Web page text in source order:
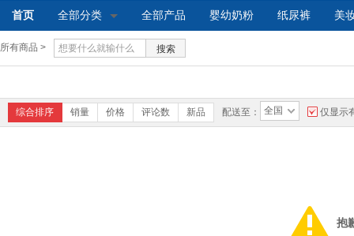
首页 全部分类 全部产品 婴幼奶粉 纸尿裤 美
所有商品 > 搜索
综合排序 销量 价格 评论数 新品 配送至： 全国 仅显示
抱